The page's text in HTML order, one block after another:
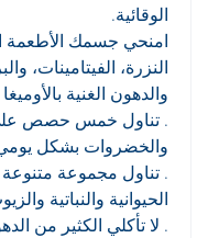
الوقائية.
امنحي جسمك الأطعمة
النزرة، الفيتامينات،
والدهون الغنية بالأوميغا ٣ والأوميغا ٦ وما إلى ذلك.
. تناول خمس حصص على
والخضروات بشكل
. تناول مجموعة متنوعة
الحيوانية والنباتية
. لا تأكلي الكثير من